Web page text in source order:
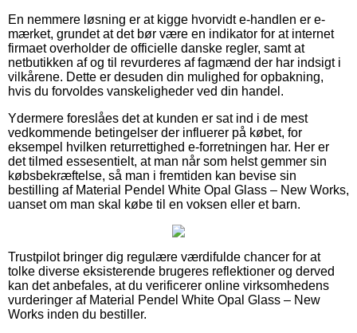
En nemmere løsning er at kigge hvorvidt e-handlen er e-
mærket, grundet at det bør være en indikator for at internet
firmaet overholder de officielle danske regler, samt at
netbutikken af og til revurderes af fagmænd der har indsigt i
vilkårene. Dette er desuden din mulighed for opbakning,
hvis du forvoldes vanskeligheder ved din handel.
Ydermere foreslåes det at kunden er sat ind i de mest
vedkommende betingelser der influerer på købet, for
eksempel hvilken returrettighed e-forretningen har. Her er
det tilmed essesentielt, at man når som helst gemmer sin
købsbekræftelse, så man i fremtiden kan bevise sin
bestilling af Material Pendel White Opal Glass – New Works,
uanset om man skal købe til en voksen eller et barn.
Trustpilot bringer dig regulære værdifulde chancer for at
tolke diverse eksisterende brugeres reflektioner og derved
kan det anbefales, at du verificerer online virksomhedens
vurderinger af Material Pendel White Opal Glass – New
Works inden du bestiller.